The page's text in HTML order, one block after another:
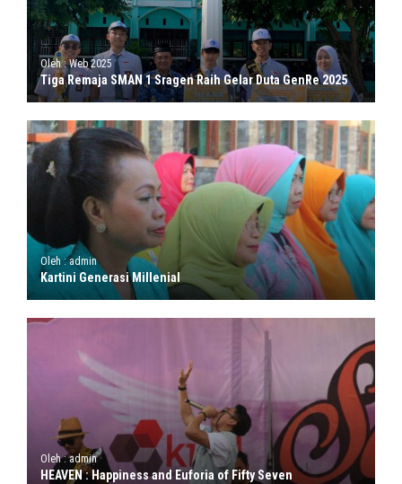
Oleh : Web 2025
Tiga Remaja SMAN 1 Sragen Raih Gelar Duta GenRe 2025
Oleh : admin
Kartini Generasi Millenial
Oleh : admin
HEAVEN : Happiness and Euforia of Fifty Seven